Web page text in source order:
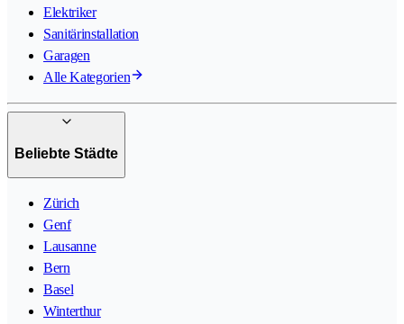
Elektriker
Sanitärinstallation
Garagen
Alle Kategorien
Beliebte Städte
Zürich
Genf
Lausanne
Bern
Basel
Winterthur